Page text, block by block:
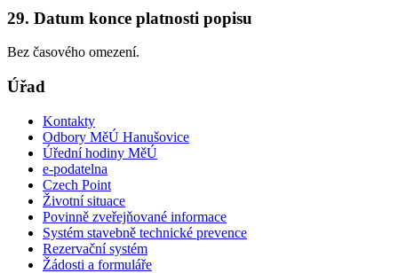
29. Datum konce platnosti popisu
Bez časového omezení.
Úřad
Kontakty
Odbory MěÚ Hanušovice
Úřední hodiny MěÚ
e-podatelna
Czech Point
Životní situace
Povinně zveřejňované informace
Systém stavebně technické prevence
Rezervační systém
Žádosti a formuláře